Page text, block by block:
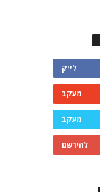
לייק
מעקב
מעקב
להירשם